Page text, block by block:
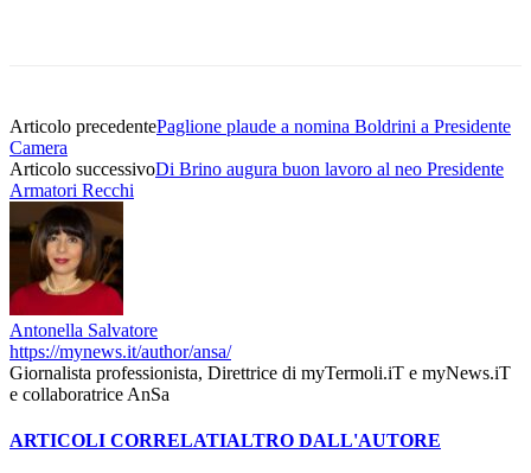
Articolo precedentePaglione plaude a nomina Boldrini a Presidente
Camera
Articolo successivoDi Brino augura buon lavoro al neo Presidente
Armatori Recchi
Antonella Salvatore
https://mynews.it/author/ansa/
Giornalista professionista, Direttrice di myTermoli.iT e myNews.iT
e collaboratrice AnSa
ARTICOLI CORRELATIALTRO DALL'AUTORE